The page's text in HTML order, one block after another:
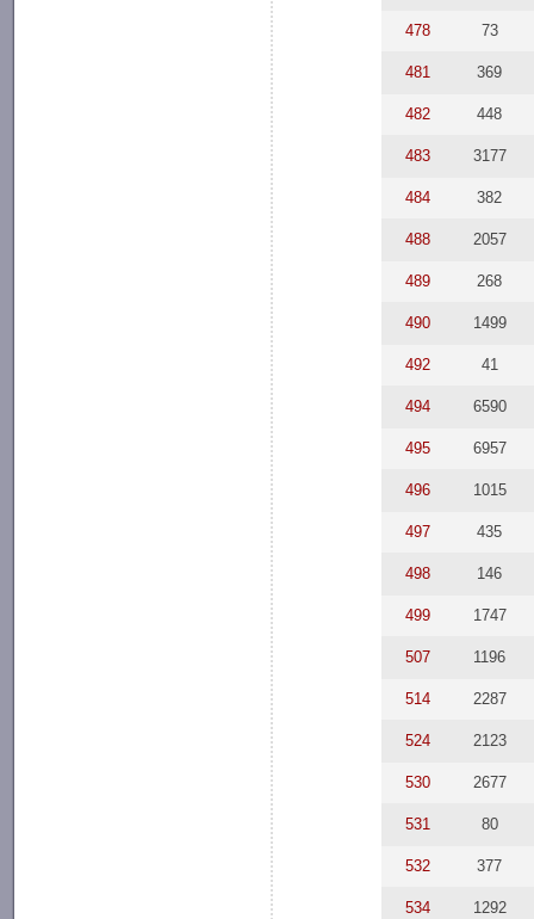
478 73
481 369
482 448
483 3177
484 382
488 2057
489 268
490 1499
492 41
494 6590
495 6957
496 1015
497 435
498 146
499 1747
507 1196
514 2287
524 2123
530 2677
531 80
532 377
534 1292